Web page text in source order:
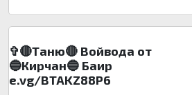
✞🔴Таню🔴 Войвода от
🔵Кирчан🔵 Баир
e.vg/BTAKZ88P6